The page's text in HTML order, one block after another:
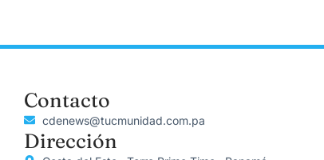
Contacto
cdenews@tucmunidad.com.pa
Dirección